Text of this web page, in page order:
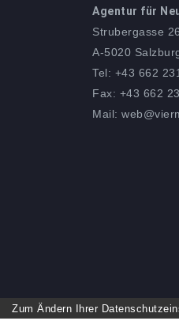
Agentur für
Strubergasse 26
A-5020
Tel: +43 662
Fax: +43 662
Mail:
Zum Ändern Ihrer